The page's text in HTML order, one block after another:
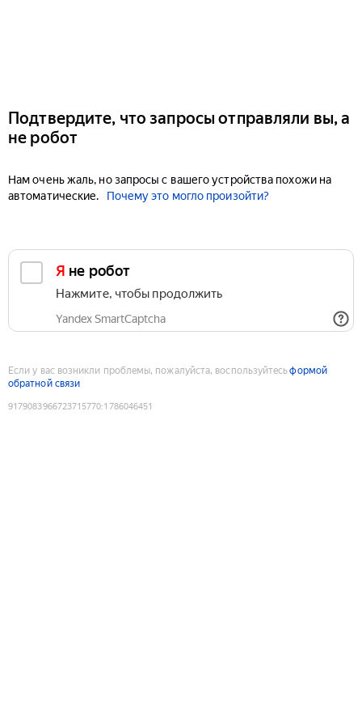
Подтвердите, что запросы отправляли вы, а
не робот
Нам очень жаль, но запросы с вашего устройства похожи на
автоматические.
Почему это могло произойти?
Я не робот
Нажмите, чтобы продолжить
Yandex SmartCaptcha
Если у вас возникли проблемы, пожалуйста, воспользуйтесьформой
обратной связи
9179083966723715770:1786046451